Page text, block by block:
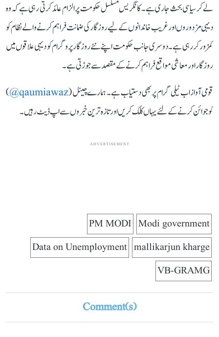
لے کر سیاسی بحث جاری ہے۔ کانگریس مسلسل حکومت پر الزام عائد کرتی رہی ہے کہ وہ
دیہی مزدوروں اور غریب خاندانوں کے لیے روزگار کی ضمانت فراہم کرنے والے نظام کو
کمزور کر رہی ہے۔ دوسری جانب حکومت اپنے نئے روزگار پروگرام کو دیہی علاقوں میں
روزگار اور معاشی مواقع فراہم کرنے کے مقصد سے جوڑتی ہے۔
قومی آواز اب ٹیلی گرام پر بھی دستیاب ہے۔ ہمارے چینل (qaumiawaz@
)
کو جوائن کرنے کے لئے یہاں کلک کریں اور تازہ ترین خبروں سے اپ ڈیٹ رہیں۔
ADVERTISEMENT
Modi government
PM MODI
mallikarjun kharge
Data on Unemployment
VB-GRAMG
Comment(s)